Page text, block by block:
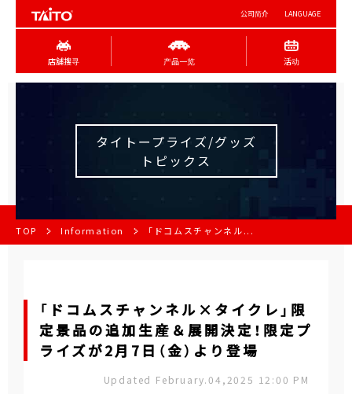
公司简介 LANGUAGE
店舖搜寻 产品一览 活动
タイトープライズ/グッズ
トピックス
TOP Information 「ドコムスチャンネル...
「ドコムスチャンネル×タイクレ」限
定景品の追加生産＆展開決定！限定プ
ライズが2月7日（金）より登場
Updated February.04,2025 12:00 PM